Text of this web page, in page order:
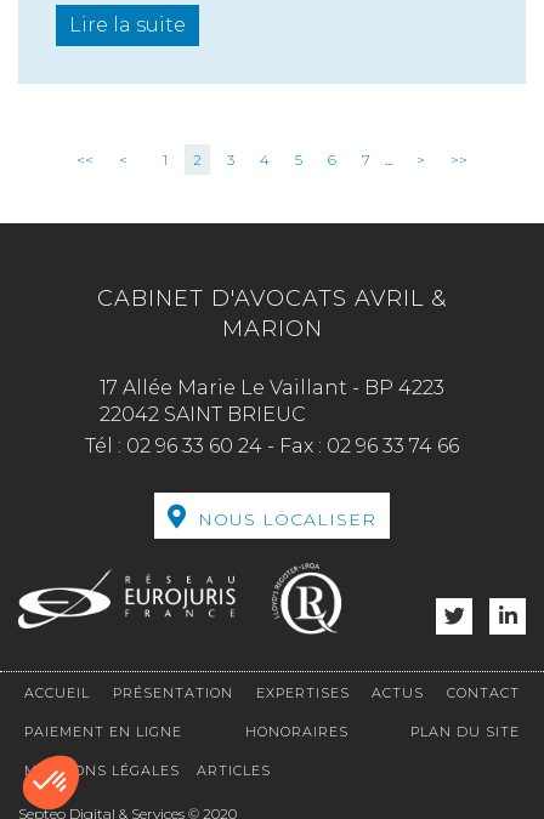
Lire la suite
<< < 1 2 3 4 5 6 7 ... > >>
CABINET D'AVOCATS AVRIL &
MARION
17 Allée Marie Le Vaillant - BP 4223
22042 SAINT BRIEUC
Tél : 02 96 33 60 24 - Fax : 02 96 33 74 66
NOUS LOCALISER
ACCUEIL PRÉSENTATION EXPERTISES ACTUS CONTACT
PAIEMENT EN LIGNE HONORAIRES PLAN DU SITE
MENTIONS LÉGALES ARTICLES
Septeo Digital & Services © 2020